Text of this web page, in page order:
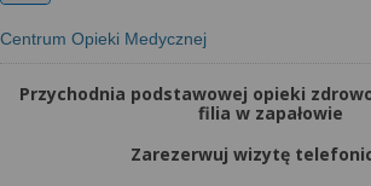
Centrum Opieki Medycznej
Przychodnia podstawowej opieki
filia w zapałowie
Zarezerwuj wizytę